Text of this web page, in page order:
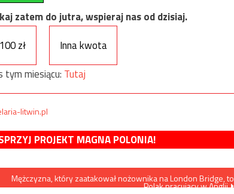
zatem do jutra, wspieraj nas od dzisiaj.
100 zł
Inna kwota
tym miesiącu: Tutaj
litwin.pl
PROJEKT MAGNA POLONIA!
Mężczyzna, który zaatakował nożownika na London Bridge, to
Polak pracujący w Anglii